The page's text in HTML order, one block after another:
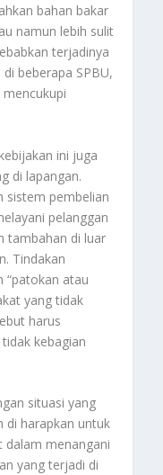
bahan bakar
namun lebih sulit
terjadinya
beberapa SPBU,
ini juga
di lapangan.
sistem pembelian
pelanggan
tambahan di luar
Tindakan
“patokan atau
yang tidak
harus
kebagian
situasi yang
di harapkan untuk
dalam menangani
yang terjadi di